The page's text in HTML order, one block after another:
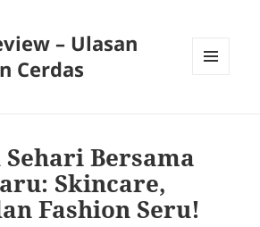
– Ulasan
Cerdas
Bersama
Skincare,
Fashion Seru!